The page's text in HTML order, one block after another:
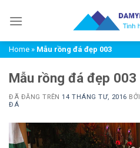
đến
dungHome » Mẫu rồng đá đẹp 003
Mẫu rồng đá đẹp 003
ĐÃ ĐĂNG TRÊN14 THÁNG TƯ, 2016 BỞI
ĐÁ